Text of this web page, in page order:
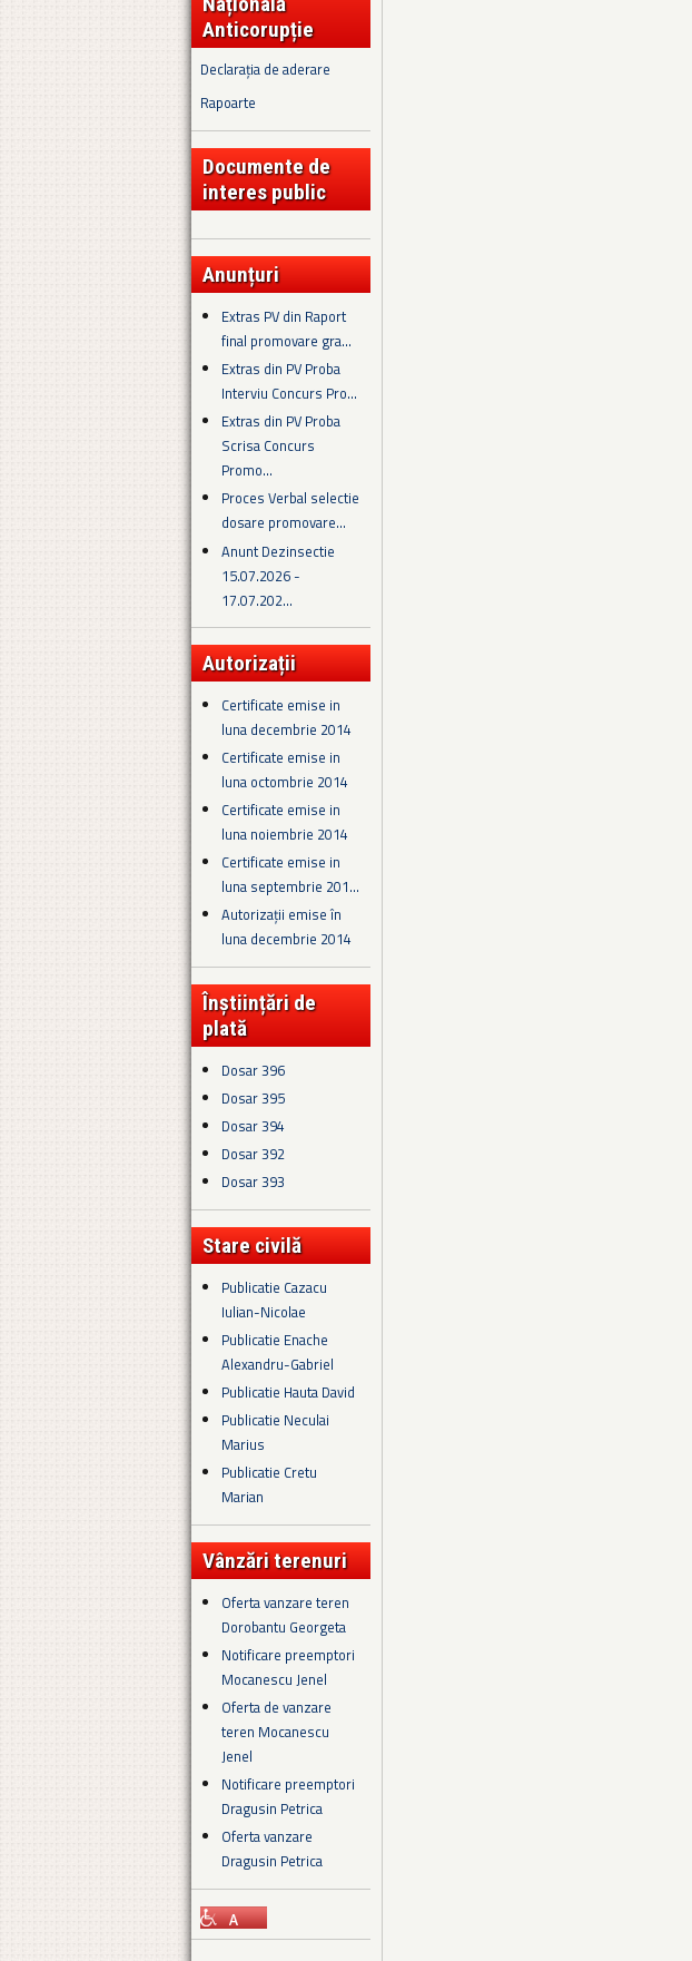
Anticorupție
Declarația de aderare
Rapoarte
Documente de
interes public
Anunțuri
Extras PV din Raport
final promovare gra...
Extras din PV Proba
Interviu Concurs Pro...
Extras din PV Proba
Scrisa Concurs
Promo...
Proces Verbal selectie
dosare promovare...
Anunt Dezinsectie
15.07.2026 -
17.07.202...
Autorizații
Certificate emise in
luna decembrie 2014
Certificate emise in
luna octombrie 2014
Certificate emise in
luna noiembrie 2014
Certificate emise in
luna septembrie 201...
Autorizații emise în
luna decembrie 2014
Înștiințări de
plată
Dosar 396
Dosar 395
Dosar 394
Dosar 392
Dosar 393
Stare civilă
Publicatie Cazacu
Iulian-Nicolae
Publicatie Enache
Alexandru-Gabriel
Publicatie Hauta David
Publicatie Neculai
Marius
Publicatie Cretu
Marian
Vânzări terenuri
Oferta vanzare teren
Dorobantu Georgeta
Notificare preemptori
Mocanescu Jenel
Oferta de vanzare
teren Mocanescu
Jenel
Notificare preemptori
Dragusin Petrica
Oferta vanzare
Dragusin Petrica